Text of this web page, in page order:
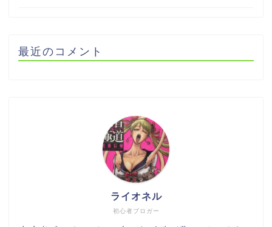
最近のコメント
初心者ブロガー
ライオネル